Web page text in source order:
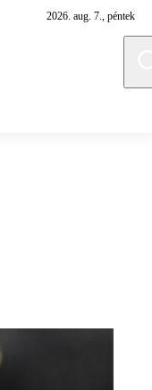
2026. aug. 7., péntek